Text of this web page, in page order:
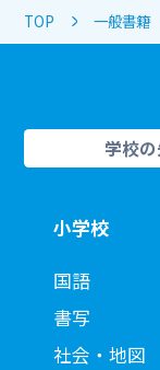
TOP 一般書籍
学校
小学校
国語
書写
社会・地図